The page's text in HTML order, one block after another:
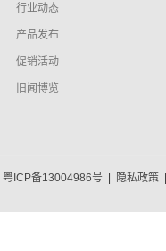
行业动态
产品发布
促销活动
旧闻博览
粤ICP备13004986号 隐私政策